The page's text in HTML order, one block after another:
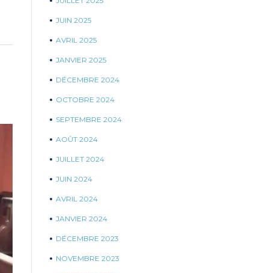
JUIN 2025
AVRIL 2025
JANVIER 2025
DÉCEMBRE 2024
OCTOBRE 2024
SEPTEMBRE 2024
AOÛT 2024
JUILLET 2024
JUIN 2024
AVRIL 2024
JANVIER 2024
DÉCEMBRE 2023
NOVEMBRE 2023